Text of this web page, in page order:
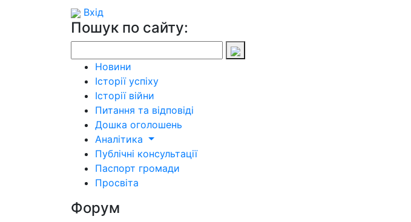
Вхід
Пошук по сайту:
Новини
Історії успіху
Історії війни
Питання та відповіді
Дошка оголошень
Аналітика
Публічні консультації
Паспорт громади
Просвіта
Форум